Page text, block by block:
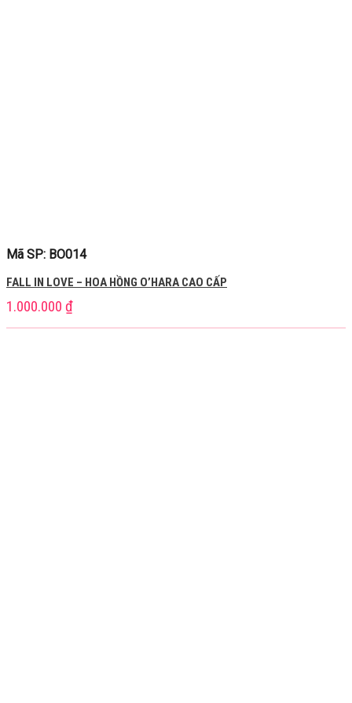
Mã SP: BO014
FALL IN LOVE – HOA HỒNG O’HARA CAO CẤP
1.000.000 ₫